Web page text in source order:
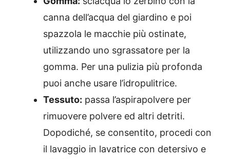
canna dell’acqua del giardino e poi
spazzola le macchie più ostinate,
utilizzando uno sgrassatore per la
gomma. Per una pulizia più profonda
puoi anche usare l’idropulitrice.
Tessuto: passa l’aspirapolvere per
rimuovere polvere ed altri detriti.
Dopodiché, se consentito, procedi con
il lavaggio in lavatrice con detersivo e